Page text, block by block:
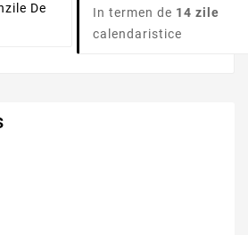
De
In termen de 14 zile
calendaristice